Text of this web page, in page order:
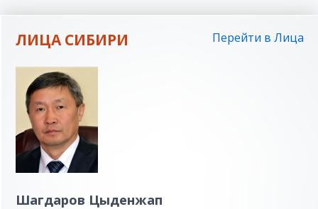
ЛИЦА СИБИРИ Перейти в Лица
Шагдаров Цыденжап